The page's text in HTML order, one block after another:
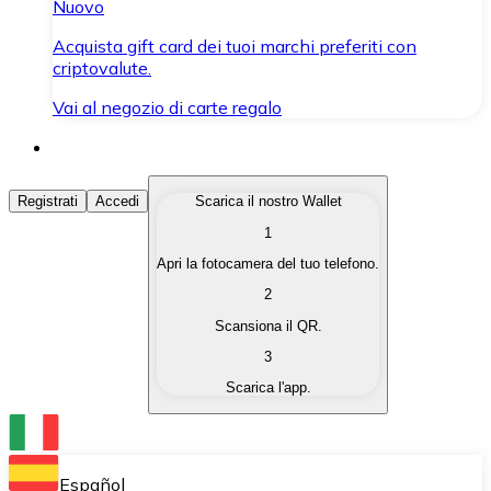
Nuovo
Acquista gift card dei tuoi marchi preferiti con
criptovalute.
Vai al negozio di carte regalo
Acquista Criptovalute
Acquista le criptovalute che ti interessano in modo
Converti le tue criptovalute in valuta fiat quando ne
Scambia una criptovaluta con un'altra
Conserva le tue cripto in un Wallet self-custodial.
Registrati Accedi
Scarica il nostro Wallet
1
Apri la fotocamera del tuo telefono.
2
Scansiona il QR.
3
Scarica l'app.
Español